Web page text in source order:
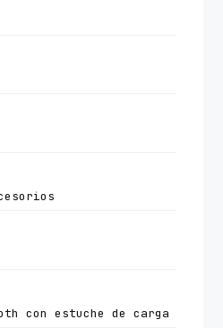
con estuche de carga